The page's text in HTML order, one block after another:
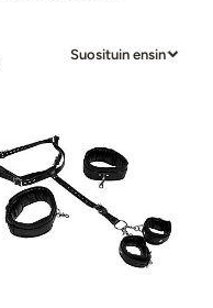
Suosituin ensin